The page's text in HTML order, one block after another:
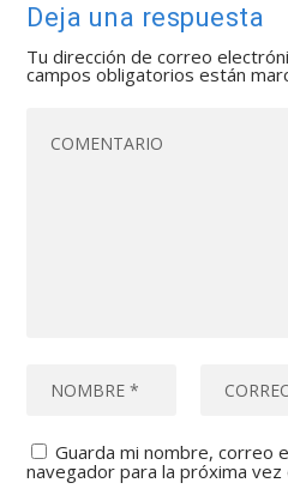
Deja una respuesta
Tu dirección de correo
campos obligatorios están
Guarda mi nombre, correo
navegador para la próxima vez